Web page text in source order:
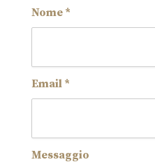
Nome *
Email *
Messaggio